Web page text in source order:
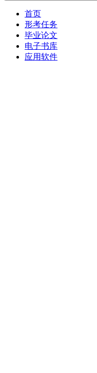
首页
形考任务
毕业论文
电子书库
应用软件